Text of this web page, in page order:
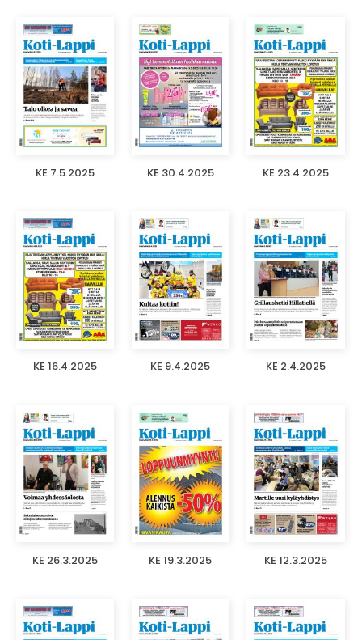
KE 7.5.2025 KE 30.4.2025 KE 23.4.2025
KE 16.4.2025 KE 9.4.2025 KE 2.4.2025
KE 26.3.2025 KE 19.3.2025 KE 12.3.2025